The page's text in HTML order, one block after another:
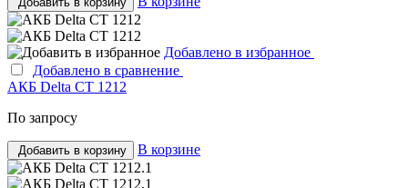
Добавлено в избранное
Добавлено в сравнение
АКБ Delta CT 1212
По запросу
Добавить в корзину В корзине